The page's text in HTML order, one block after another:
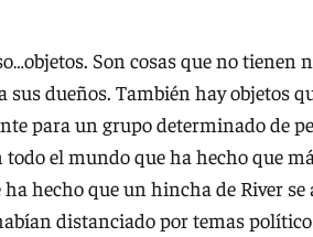
Son cosas que no tienen
sus dueños. También hay objetos
para un grupo determinado de
el mundo que ha hecho que
hecho que un hincha de River se
distanciado por temas